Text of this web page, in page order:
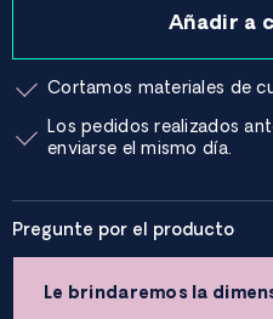
Añadir a
Cortamos materiales de
Los pedidos realizados
enviarse el mismo día.
Pregunte por el producto
Le brindaremos la